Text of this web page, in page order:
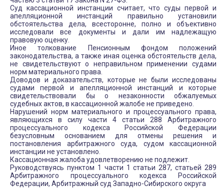
Суд кассационной инстанции считает, что суды первой и
апелляционной инстанций правильно установили
обстоятельства дела, всесторонне, полно и объективно
исследовали все документы и дали им надлежащую
правовую оценку.
Иное толкование Пенсионным фондом положений
законодательства, а также иная оценка обстоятельств дела,
не свидетельствуют о неправильном применении судами
норм материального права.
Доводов и доказательств, которые не были исследованы
судами первой и апелляционной инстанций и которые
свидетельствовали бы о незаконности обжалуемых
судебных актов, в кассационной жалобе не приведено.
Нарушений норм материального и процессуального права,
являющихся в силу части 4 статьи 288 Арбитражного
процессуального кодекса Российской Федерации
безусловным основанием для отмены решения и
постановления арбитражного суда, судом кассационной
инстанции не установлено.
Кассационная жалоба удовлетворению не подлежит.
Руководствуясь пунктом 1 части 1 статьи 287, статьей 289
Арбитражного процессуального кодекса Российской
Федерации, Арбитражный суд Западно-Сибирского округа